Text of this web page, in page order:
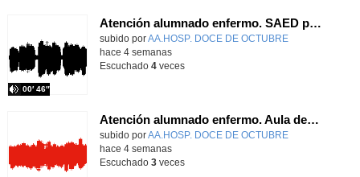
Atención alumnado enfermo. SAED primaria. José Nesh-Nash García
Contenido educativo.
subido porAA.HOSP. DOCE DE OCTUBRE
00′ 46″
-
hace 4 semanas
Escuchado 4veces
Atención alumnado enfermo. Aula dentro del hospital. Sara Martín Fernández.
Contenido educativo.
subido porAA.HOSP. DOCE DE OCTUBRE-
hace 4 semanas
Escuchado 3veces